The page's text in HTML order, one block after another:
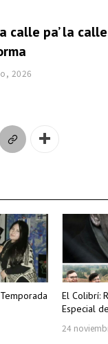
calle pa’ la
2026
El Colibrí:
Especial
24